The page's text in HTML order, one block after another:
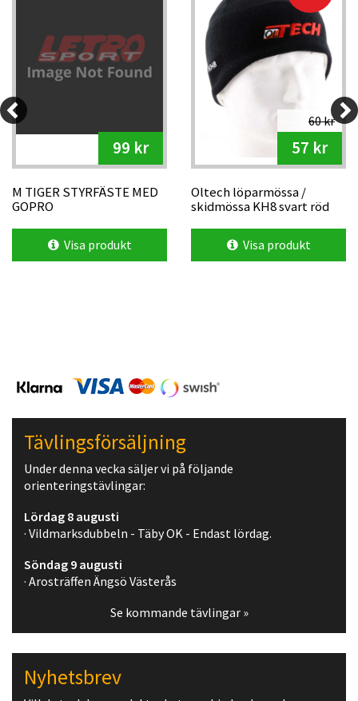
99 kr
M TIGER STYRFÄSTE MED
GOPRO
Visa produkt
60 kr
57 kr
Oltech löparmössa /
skidmössa KH8 svart röd
Visa produkt
Tävlingsförsäljning
Under denna vecka säljer vi på följande
orienteringstävlingar:
Lördag 8 augusti
· Vildmarksdubbeln - Täby OK - Endast lördag.
Söndag 9 augusti
· Arosträffen Ängsö Västerås
Se kommande tävlingar »
Nyhetsbrev